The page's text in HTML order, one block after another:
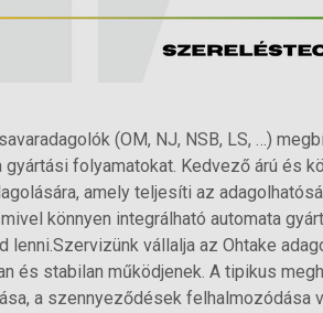
(OM, NJ, NSB, LS, …)
gyártási folyamatokat. Kedvező árú és
amely teljesíti az
könnyen integrálható automata
lenni.Szervizünk vállalja az Ohtake
és stabilan működjenek. A tipikus
a szennyeződések felhalmozódása